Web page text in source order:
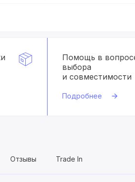
Помощь в
выбора
и совместимости
Подробнее
Отзывы Trade In